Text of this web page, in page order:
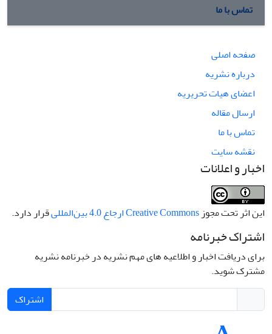
تماس با ما
صفحه اصلی
درباره نشریه
اعضای هیات تحریریه
ارسال مقاله
تماس با ما
نقشه سایت
اخبار و اعلانات
این اثر تحت مجوز Creative Commons ارجاع 4.0 بین‌المللی قرار دارد.
اشتراک خبرنامه
برای دریافت اخبار و اطلاعیه های مهم نشریه در خبرنامه نشریه
مشترک شوید.
اشتراک